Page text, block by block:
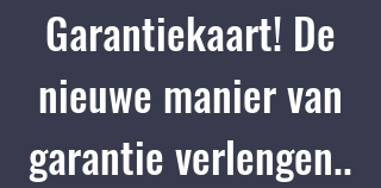
Garantiekaart! De
nieuwe manier van
garantie verlengen..